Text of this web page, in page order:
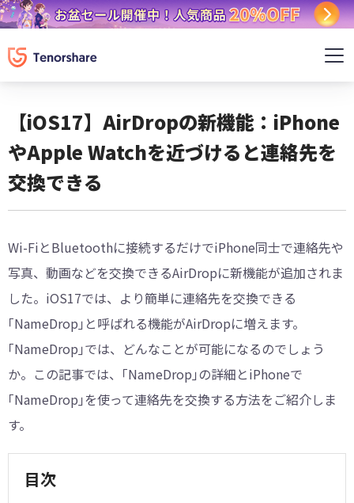
【iOS17】AirDropの新機能：iPhone
やApple Watchを近づけると連絡先を
交換できる
Wi-FiとBluetoothに接続するだけでiPhone同士で連絡先や
写真、動画などを交換できるAirDropに新機能が追加されま
した。iOS17では、より簡単に連絡先を交換できる
｢NameDrop｣と呼ばれる機能がAirDropに増えます。
｢NameDrop｣では、どんなことが可能になるのでしょう
か。この記事では、｢NameDrop｣の詳細とiPhoneで
｢NameDrop｣を使って連絡先を交換する方法をご紹介しま
す。
目次